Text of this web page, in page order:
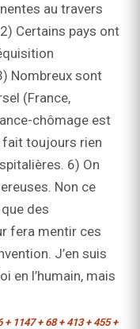
au travers
Certains pays ont
Nombreux sont
(France,
chômage est
fait toujours rien
6) On
Non ce
des
fera mentir ces
J’en suis
en l’humain, mais
1147 + 68 + 413 + 455 +